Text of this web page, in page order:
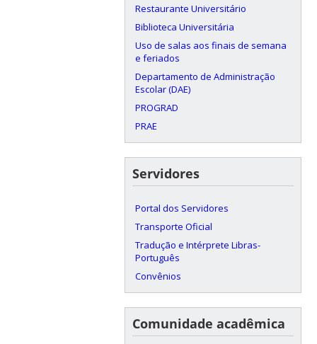
Restaurante Universitário
Biblioteca Universitária
Uso de salas aos finais de semana
e feriados
Departamento de Administração
Escolar (DAE)
PROGRAD
PRAE
Servidores
Portal dos Servidores
Transporte Oficial
Tradução e Intérprete Libras-
Português
Convênios
Comunidade acadêmica